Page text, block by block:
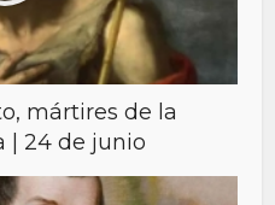
mártires de la
| 24 de junio